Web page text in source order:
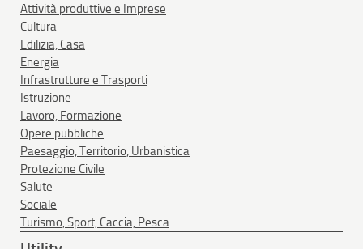
Attività produttive e Imprese
Cultura
Edilizia, Casa
Energia
Infrastrutture e Trasporti
Istruzione
Lavoro, Formazione
Opere pubbliche
Paesaggio, Territorio, Urbanistica
Protezione Civile
Salute
Sociale
Turismo, Sport, Caccia, Pesca